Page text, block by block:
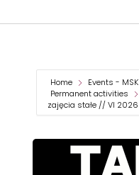
Home Events - MSK
Permanent activities
zajęcia stałe // VI 2026